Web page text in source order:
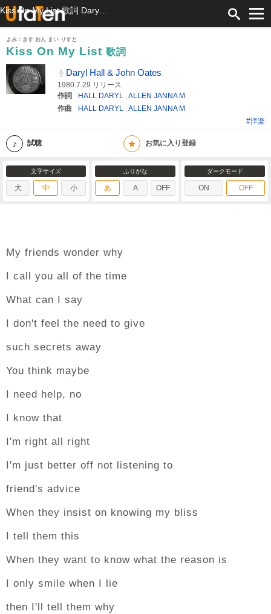
よみ：きす おん まい りすと
Kiss On My List 歌詞
Daryl Hall & John Oates
1980.7.29 リリース
作詞
HALL DARYL ,ALLEN JANNA M
作曲
HALL DARYL ,ALLEN JANNA M
#洋楽
試聴 ★ お気に入り登録
文字サイズ
大 中 小
ふりがな
あ A OFF
ダークモード
ON OFF
My friends wonder why
I call you all of the time
What can I say
I don't feel the need to give
such secrets away
You think maybe
I need help, no
I know that
I'm right all right
I'm just better off not listening to
friend's advice
When they insist on knowing my bliss
I tell them this
When they want to know what the reason is
I only smile when I lie
then I'll tell them why